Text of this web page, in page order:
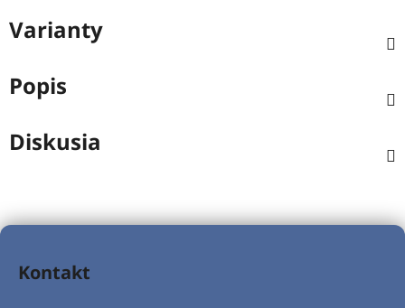
Varianty
Popis
Diskusia
Z
Kontakt